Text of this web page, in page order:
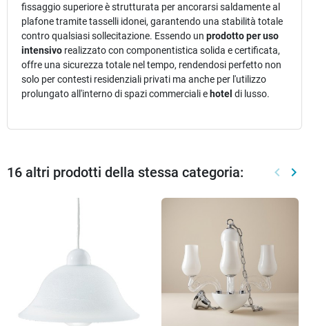
fissaggio superiore è strutturata per ancorarsi saldamente al
plafone tramite tasselli idonei, garantendo una stabilità totale
contro qualsiasi sollecitazione. Essendo un prodotto per uso
intensivo realizzato con componentistica solida e certificata,
offre una sicurezza totale nel tempo, rendendosi perfetto non
solo per contesti residenziali privati ma anche per l'utilizzo
prolungato all'interno di spazi commerciali e hotel di lusso.
16 altri prodotti della stessa categoria: keyboard_arrow_left keyboard_arrow_right